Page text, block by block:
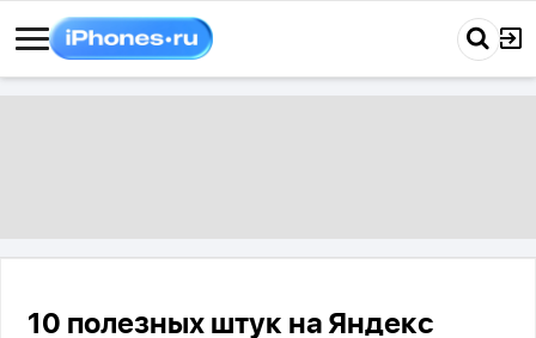
10 полезных штук на Яндекс